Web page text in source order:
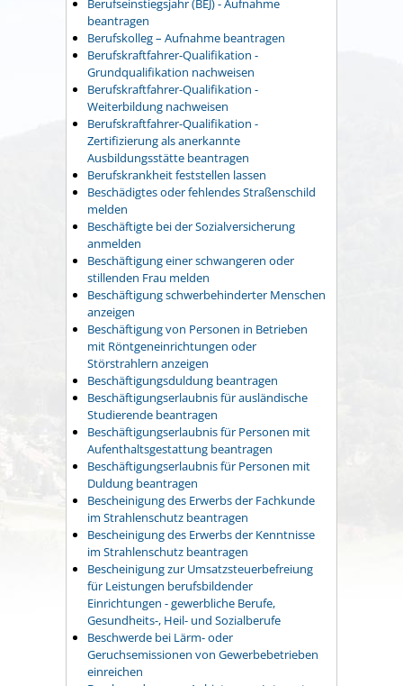
Berufseinstiegsjahr (BEJ) - Aufnahme
beantragen
Berufskolleg – Aufnahme beantragen
Berufskraftfahrer-Qualifikation -
Grundqualifikation nachweisen
Berufskraftfahrer-Qualifikation -
Weiterbildung nachweisen
Berufskraftfahrer-Qualifikation -
Zertifizierung als anerkannte
Ausbildungsstätte beantragen
Berufskrankheit feststellen lassen
Beschädigtes oder fehlendes Straßenschild
melden
Beschäftigte bei der Sozialversicherung
anmelden
Beschäftigung einer schwangeren oder
stillenden Frau melden
Beschäftigung schwerbehinderter Menschen
anzeigen
Beschäftigung von Personen in Betrieben
mit Röntgeneinrichtungen oder
Störstrahlern anzeigen
Beschäftigungsduldung beantragen
Beschäftigungserlaubnis für ausländische
Studierende beantragen
Beschäftigungserlaubnis für Personen mit
Aufenthaltsgestattung beantragen
Beschäftigungserlaubnis für Personen mit
Duldung beantragen
Bescheinigung des Erwerbs der Fachkunde
im Strahlenschutz beantragen
Bescheinigung des Erwerbs der Kenntnisse
im Strahlenschutz beantragen
Bescheinigung zur Umsatzsteuerbefreiung
für Leistungen berufsbildender
Einrichtungen - gewerbliche Berufe,
Gesundheits-, Heil- und Sozialberufe
Beschwerde bei Lärm- oder
Geruchsemissionen von Gewerbebetrieben
einreichen